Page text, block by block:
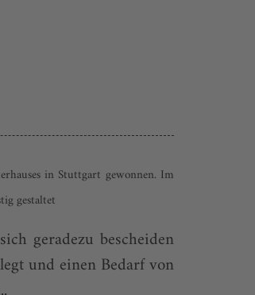
in Stuttgart gewonnen. Im
gestaltet
geradezu bescheiden
und einen Bedarf von